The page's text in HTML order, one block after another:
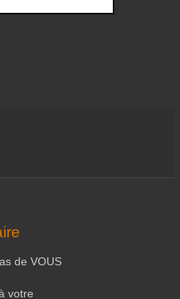
de VOUS
votre